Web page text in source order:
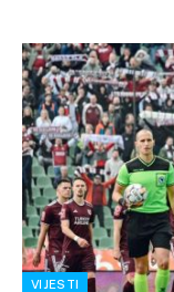
VIJESTI